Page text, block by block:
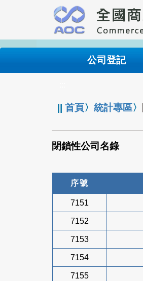
要
內
公司登記
||首頁〉統計專區〉
閉鎖性公司名錄
序號
7151
7152
7153
7154
7155